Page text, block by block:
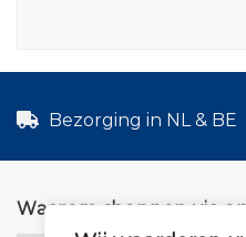
Bezorging in NL & BE
Waarom shoppen via